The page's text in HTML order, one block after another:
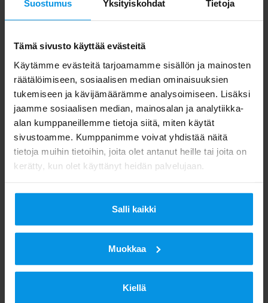
Suostumus Yksityiskohdat Tietoja
Tämä sivusto käyttää evästeitä
Käytämme evästeitä tarjoamamme sisällön ja mainosten
räätälöimiseen, sosiaalisen median ominaisuuksien
tukemiseen ja kävijämäärämme analysoimiseen. Lisäksi
jaamme sosiaalisen median, mainosalan ja analytiikka-
alan kumppaneillemme tietoja siitä, miten käytät
sivustoamme. Kumppanimme voivat yhdistää näitä
tietoja muihin tietoihin, joita olet antanut heille tai joita on
kerätty, kun olet käyttänyt heidän palvelujaan.
Salli kaikki
Muokkaa
Kiellä
Ajantasaiset UHF-kanavat ja näkyvyysalueet
löytyvät Digitan Karttapalvelusta
www.digitv.fi/karttapalvelu/. Karttapalvelusta
löydät myös oman alueesi DigitaPRO-
antenniasentajan yhteystiedot.